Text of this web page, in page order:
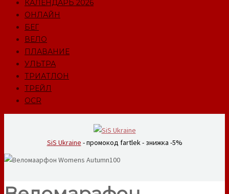
КАЛЕНДАРЬ 2026
ОНЛАЙН
БЕГ
ВЕЛО
ПЛАВАНИЕ
УЛЬТРА
ТРИАТЛОН
ТРЕЙЛ
OCR
SiS Ukraine - промокод fartlek - знижка -5%